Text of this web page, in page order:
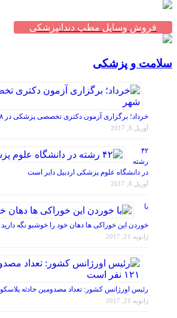
فروش وسایل مطب دندانپزشکی
سلامت و پزشکی
خرداد؛ برگزاری آزمون دکتری تخصصی پزشکی در ۸ شهر
آوریل 8, 2017
۴۲
رشته
در دانشگاه علوم پزشکی اردبیل دایر است
آوریل 8, 2017
با
خوردن این خوراکی ها دهان خود را خوشبو نگه دارید
ژانویه 21, 2017
رئیس اورژانس کشور: تعداد مصدومین حادثه پلاسکو ۱۲۱ نفر است
ژانویه 21, 2017